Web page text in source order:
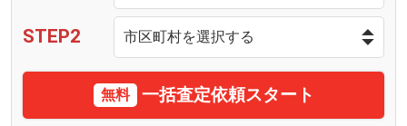
STEP2
無料 一括査定依頼スタート